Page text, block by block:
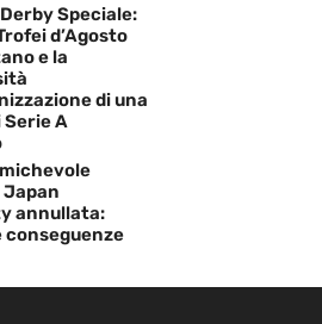
Speciale:
d’Agosto
e la
di una
A
Japan
annullata:
conseguenze